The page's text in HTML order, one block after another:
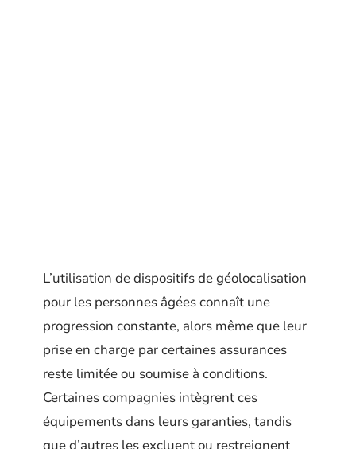
L’utilisation de dispositifs de géolocalisation
pour les personnes âgées connaît une
progression constante, alors même que leur
prise en charge par certaines assurances
reste limitée ou soumise à conditions.
Certaines compagnies intègrent ces
équipements dans leurs garanties, tandis